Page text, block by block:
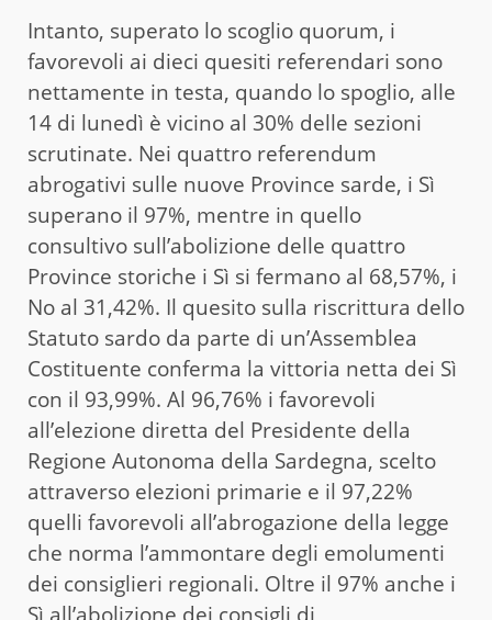
Intanto, superato lo scoglio quorum, i
favorevoli ai dieci quesiti referendari sono
nettamente in testa, quando lo spoglio, alle
14 di lunedì è vicino al 30% delle sezioni
scrutinate. Nei quattro referendum
abrogativi sulle nuove Province sarde, i Sì
superano il 97%, mentre in quello
consultivo sull’abolizione delle quattro
Province storiche i Sì si fermano al 68,57%, i
No al 31,42%. Il quesito sulla riscrittura dello
Statuto sardo da parte di un’Assemblea
Costituente conferma la vittoria netta dei Sì
con il 93,99%. Al 96,76% i favorevoli
all’elezione diretta del Presidente della
Regione Autonoma della Sardegna, scelto
attraverso elezioni primarie e il 97,22%
quelli favorevoli all’abrogazione della legge
che norma l’ammontare degli emolumenti
dei consiglieri regionali. Oltre il 97% anche i